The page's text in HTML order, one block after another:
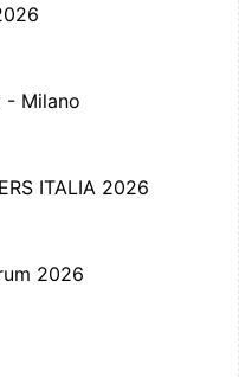
- Milano
ITALIA 2026
2026